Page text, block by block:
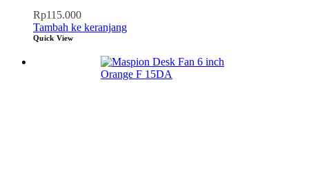
Rp115.000
Tambah ke keranjang
Quick View